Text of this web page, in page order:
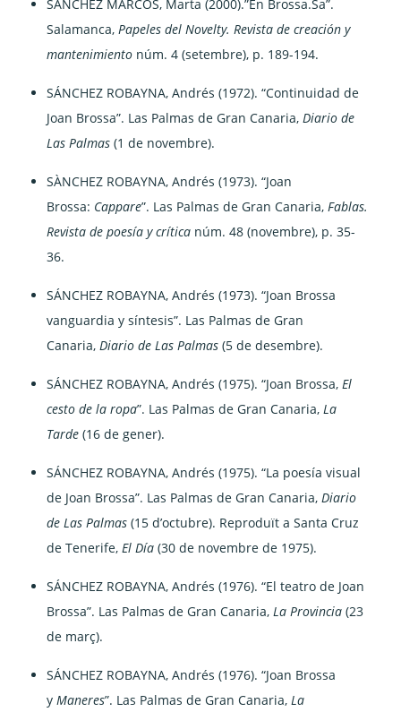
SÁNCHEZ MARCOS, Marta (2000).”En Brossa.Sa”.
Salamanca,Papeles del Novelty. Revista de creación y
mantenimiento núm. 4 (setembre), p. 189-194.
SÁNCHEZ ROBAYNA, Andrés (1972). “Continuidad de
Joan Brossa”. Las Palmas de Gran Canaria,Diario de
Las Palmas(1 de novembre).
SÀNCHEZ ROBAYNA, Andrés (1973). “Joan
Brossa: Cappare”. Las Palmas de Gran Canaria,Fablas.
Revista de poesía y crítica núm. 48 (novembre), p. 35-
36.
SÁNCHEZ ROBAYNA, Andrés (1973). “Joan Brossa
vanguardia y síntesis”. Las Palmas de Gran
Canaria,Diario de Las Palmas(5 de desembre).
SÁNCHEZ ROBAYNA, Andrés (1975). “Joan Brossa,El
cesto de la ropa”. Las Palmas de Gran Canaria,La
Tarde(16 de gener).
SÁNCHEZ ROBAYNA, Andrés (1975). “La poesía visual
de Joan Brossa”. Las Palmas de Gran Canaria,Diario
de Las Palmas(15 d’octubre). Reproduït a Santa Cruz
de Tenerife,El Día(30 de novembre de 1975).
SÁNCHEZ ROBAYNA, Andrés (1976). “El teatro de Joan
Brossa”. Las Palmas de Gran Canaria,La Provincia(23
de març).
SÁNCHEZ ROBAYNA, Andrés (1976). “Joan Brossa
yManeres”. Las Palmas de Gran Canaria,La